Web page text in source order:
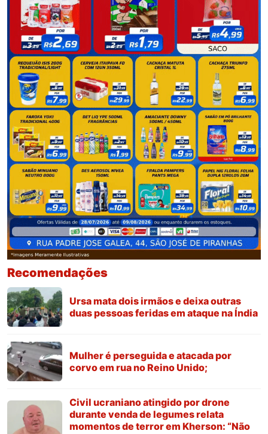
Recomendações
Ursa mata dois irmãos e deixa outras
duas pessoas feridas em ataque na Índia
Mulher é perseguida e atacada por
corvo em rua no Reino Unido;
Civil ucraniano atingido por drone
durante venda de legumes relata
momentos de terror em Kherson: “Não